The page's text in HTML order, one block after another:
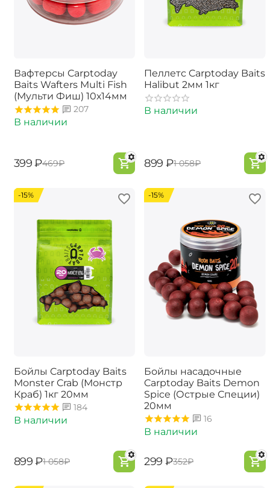
Вафтерсы Carptoday
Baits Wafters Multi Fish
(Мульти Фиш) 10х14мм
207
В наличии
‍399‍ ₽‍469‍₽
Пеллетс Carptoday Baits
Halibut 2мм 1кг
В наличии
‍899‍ ₽‍1 058‍₽
-15%
Бойлы Carptoday Baits
Monster Crab (Монстр
Краб) 1кг 20мм
184
В наличии
‍899‍ ₽‍1 058‍₽
-15%
Бойлы насадочные
Carptoday Baits Demon
Spice (Острые Специи)
20мм
16
В наличии
‍299‍ ₽‍352‍₽